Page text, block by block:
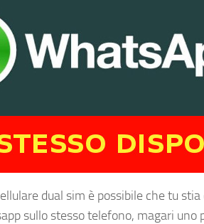
dual sim è possibile che tu
sullo stesso telefono, magari uno